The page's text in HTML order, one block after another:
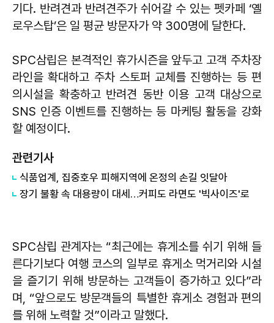
기다. 반려견과 반려견주가 쉬어갈 수 있는 펫카페 ‘옐
로우스탑’은 일 평균 방문자가 약 300명에 달한다.
SPC삼립은 본격적인 휴가시즌을 앞두고 고객 주차장
라인을 확대하고 주차 스토퍼 교체를 진행하는 등 편
의시설을 확충하고 반려견 동반 이용 고객 대상으로
SNS 인증 이벤트를 진행하는 등 마케팅 활동을 강화
할 예정이다.
관련기사
​식품업계, 집중호우 피해지역에 온정의 손길 잇달아
장기 불황 속 대용량이 대세…커피도 라면도 '빅사이즈'로
SPC삼립 관계자는 “최근에는 휴게소를 쉬기 위해 들
른다기보다 여행 코스의 일부로 휴게소 먹거리와 시설
을 즐기기 위해 방문하는 고객들이 증가하고 있다”라
며, “앞으로도 방문객들의 특별한 휴게소 경험과 편의
를 위해 노력할 것”이라고 말했다.